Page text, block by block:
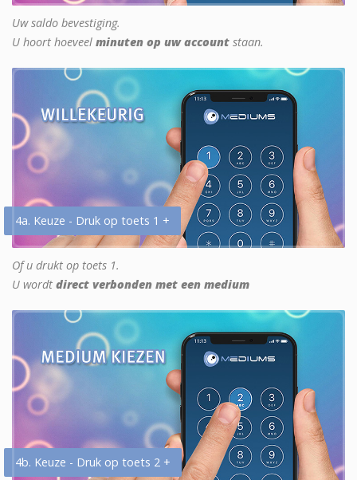
Uw saldo bevestiging.
U hoort hoeveel minuten op uw account staan.
4a. Keuze - Druk op toets 1 +
Of u drukt op toets 1.
U wordt direct verbonden met een medium
4b. Keuze - Druk op toets 2 +